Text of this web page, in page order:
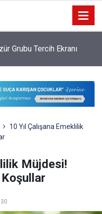
Grubu Tercih Ekranı
10 Yıl Çalışana Emeklilik
Müjdesi!